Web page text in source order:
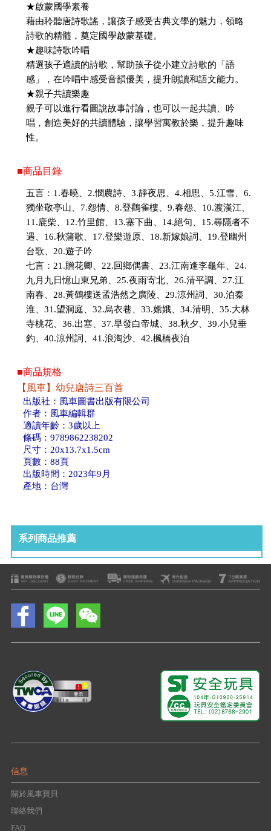
★啟蒙國學素養
藉由聆聽唐詩歌謠，讓孩子感受古典文學的魅力，領略
詩歌的精髓，奠定國學啟蒙基礎。
★趣味詩歌吟唱
精選孩子適讀的詩歌，幫助孩子從小建立詩歌的「語
感」，在吟唱中感受音韻優美，提升朗讀和語文能力。
★親子共讀樂趣
親子可以進行看圖說故事討論，也可以一起共讀、吟
唱，創造美好的共讀體驗，讓學習寓教於樂，提升趣味
性。
■商品目錄
五言：1.春曉、2.憫農詩、3.靜夜思、4.相思、5.江雪、6.
獨坐敬亭山、7.怨情、8.登鸛雀樓、9.春怨、10.渡漢江、
11.鹿柴、12.竹里館、13.塞下曲、14.絕句、15.尋隱者不
遇、16.秋蒲歌、17.登樂遊原、18.新嫁娘詞、19.登幽州
台歌、20.遊子吟
七言：21.贈花卿、22.回鄉偶書、23.江南逢李龜年、24.
九月九日憶山東兄弟、25.夜雨寄北、26.清平調、27.江
南春、28.黃鶴樓送孟浩然之廣陵、29.涼州詞、30.泊秦
淮、31.望洞庭、32.烏衣巷、33.嫦娥、34.清明、35.大林
寺桃花、36.出塞、37.早發白帝城、38.秋夕、39.小兒垂
釣、40.涼州詞、41.浪淘沙、42.楓橋夜泊
■商品規格
【風車】幼兒唐詩三百首
出版社：風車圖書出版有限公司
作者：風車編輯群
適讀年齡：3歲以上
條碼：9789862238202
尺寸：20x13.7x1.5cm
頁數：88頁
出版時間：2023年9月
產地：台灣
系列商品推薦
信息
關於風車寶貝
聯絡我們
FAQ